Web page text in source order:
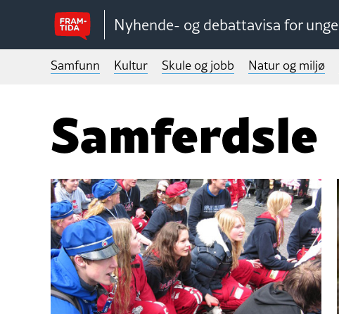
Nyhende- og debattavisa for unge
Samfunn Kultur Skule og jobb Natur og miljø
Samferdsle